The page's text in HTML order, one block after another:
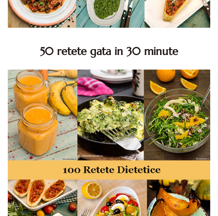
50 retete gata in 30 minute
minute. Retete rapide. Retete rapide de mancare. Idei
retete mancare rapid